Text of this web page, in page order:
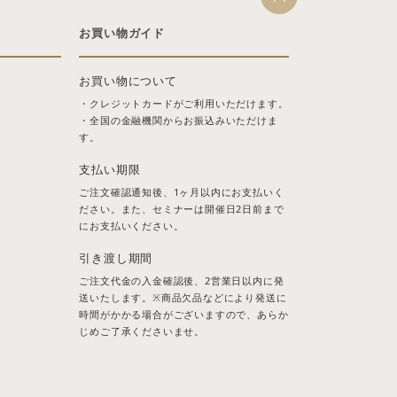
お買い物ガイド
お買い物について
・クレジットカードがご利用いただけます。
・全国の金融機関からお振込みいただけま
す。
支払い期限
ご注文確認通知後、1ヶ月以内にお支払いく
ださい。また、セミナーは開催日2日前まで
にお支払いください。
引き渡し期間
ご注文代金の入金確認後、2営業日以内に発
送いたします。※商品欠品などにより発送に
時間がかかる場合がございますので、あらか
じめご了承くださいませ。